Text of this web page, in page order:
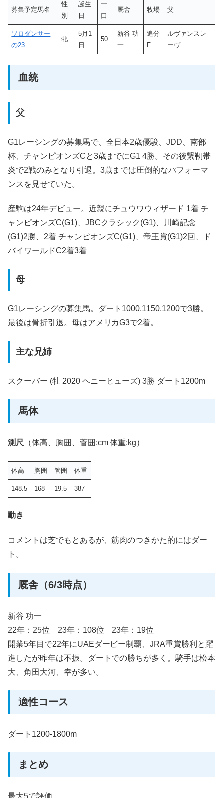
募集予定馬名
性
別
誕生
日
一
口
厩舎 牧場 父
ソロダンサー
の23
牝
5月1
日
50
新谷 功
一
追分
F
ルヴァンスレ
ーヴ
血統
父
G1レーシングの募集馬で、全日本2歳優駿、JDD、南部
杯、チャンピオンズCと3歳までにG1 4勝。その後繋靭帯
炎で2戦のみとなり引退。3歳までは圧倒的なパフォーマ
ンスを見せていた。
産駒は24年デビュー。近親にチュウワウィザード 1着 チ
ャンピオンズC(G1)、JBCクラシック(G1)、川崎記念
(G1)2勝、2着 チャンピオンズC(G1)、帝王賞(G1)2回、ド
バイワールドC2着3着
母
G1レーシングの募集馬。ダート1000,1150,1200で3勝。
最後は骨折引退。母はアメリカG3で2着。
主な兄姉
スクーバー (牡 2020 ヘニーヒューズ) 3勝 ダート1200m
馬体
測尺 （体高、胸囲、菅囲:cm 体重:kg）
体高 胸囲 管囲 体重
148.5 168 19.5 387
動き
コメントは芝でもとあるが、筋肉のつきかた的にはダー
ト。
厩舎（6/3時点）
新谷 功一
22年：25位 23年：108位 23年：19位
開業5年目で22年にUAEダービー制覇、JRA重賞勝利と躍
進したが昨年は不振。ダートでの勝ちが多く。騎手は松本
大、角田大河、幸が多い。
適性コース
ダート1200-1800m
まとめ
最大5で評価